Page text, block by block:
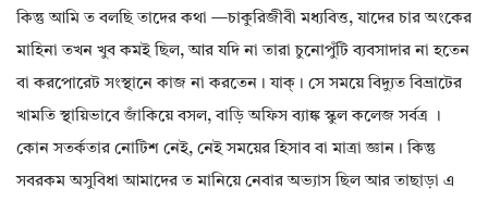
কিন্তু আমি ত বলছি তাদের কথা —চাকুরিজীবী মধ্যবিত্ত, যাদের চার অংকের
মাহিনা তখন খুব কমই ছিল, আর যদি না তারা চুনোপুঁটি ব্যবসাদার না হতেন
বা করপোরেট সংস্থানে কাজ না করতেন। যাক্। সে সময়ে বিদ্যুত বিভ্রাটের
খামতি স্থায়িভাবে জাঁকিয়ে বসল, বাড়ি অফিস ব্যাঙ্ক স্কুল কলেজ সর্বত্র ।
কোন সতর্কতার নোটিশ নেই, নেই সময়ের হিসাব বা মাত্রা জ্ঞান। কিন্তু
সবরকম অসুবিধা আমাদের ত মানিয়ে নেবার অভ্যাস ছিল আর তাছাড়া এ